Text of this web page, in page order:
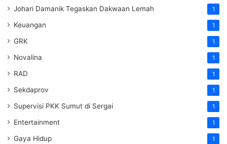
Johari Damanik Tegaskan Dakwaan Lemah 1
Keuangan 1
GRK 1
Novalina 1
RAD 1
Sekdaprov 1
Supervisi PKK Sumut di Sergai 1
Entertainment 1
Gaya Hidup 1